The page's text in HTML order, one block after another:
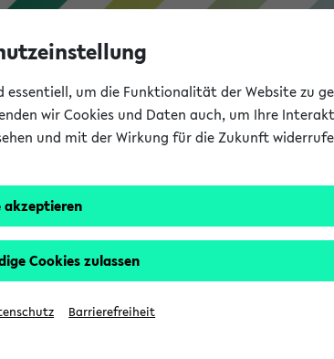
Gastzugang
Ihrem Passwort an:
essentiell, um die Funktionalität der Website zu
wir Cookies und Daten auch, um Ihre
und mit der Wirkung für die Zukunft
akzeptieren
Cookies zulassen
Barrierefreiheit